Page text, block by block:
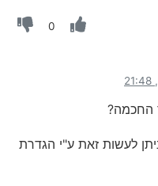
0
החכמה?
לעשות זאת ע"י הגדרת